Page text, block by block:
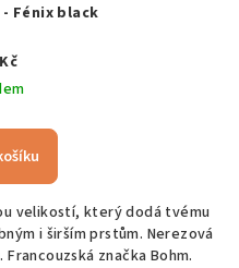
Fénix black
velikostí, který dodá tvému
i širším prstům. Nerezová
značka Bohm.